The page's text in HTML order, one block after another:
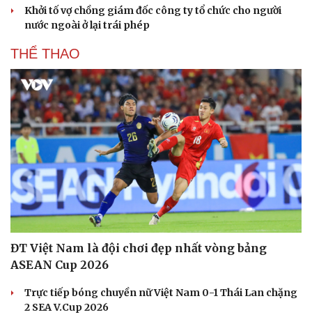
Du lịch
Tư vấn
Săn Tour
check-in
Podcast
Câu chuyện thời sự
Đọc truyện đêm khuya
Cửa sổ tình yêu
Kể chuyện cho bé
Hạt giống tâm hồn
Khởi tố vợ chồng giám đốc công ty tổ chức cho người
nước ngoài ở lại trái phép
THỂ THAO
ĐT Việt Nam là đội chơi đẹp nhất vòng bảng
ASEAN Cup 2026
Trực tiếp bóng chuyền nữ Việt Nam 0-1 Thái Lan chặng
2 SEA V.Cup 2026